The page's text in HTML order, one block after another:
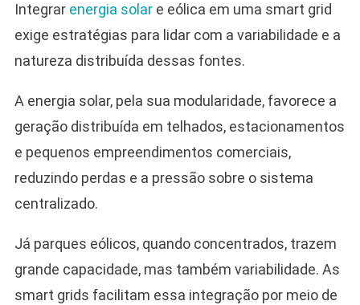
Integrar energia solare eólica em uma smart grid
exige estratégias para lidar com a variabilidade e a
natureza distribuída dessas fontes.
A energia solar, pela sua modularidade, favorece a
geração distribuída em telhados, estacionamentos
e pequenos empreendimentos comerciais,
reduzindo perdas e a pressão sobre o sistema
centralizado.
Já parques eólicos, quando concentrados, trazem
grande capacidade, mas também variabilidade. As
smart grids facilitam essa integração por meio de